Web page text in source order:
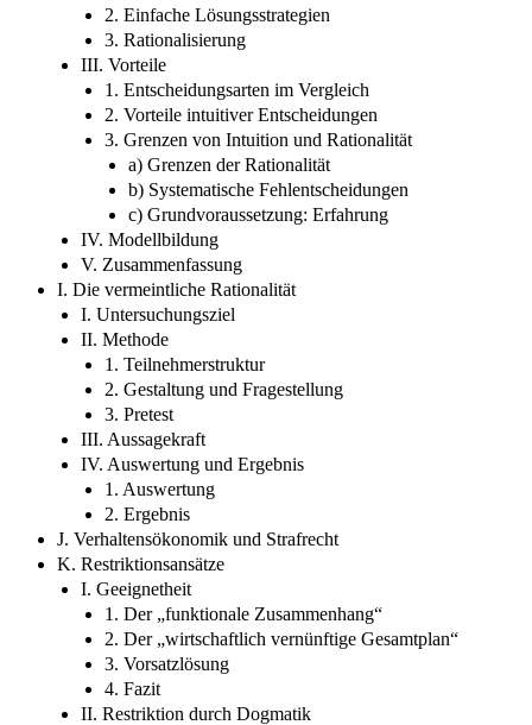
2. Einfache Lösungsstrategien
3. Rationalisierung
III. Vorteile
1. Entscheidungsarten im Vergleich
2. Vorteile intuitiver Entscheidungen
3. Grenzen von Intuition und Rationalität
a) Grenzen der Rationalität
b) Systematische Fehlentscheidungen
c) Grundvoraussetzung: Erfahrung
IV. Modellbildung
V. Zusammenfassung
I. Die vermeintliche Rationalität
I. Untersuchungsziel
II. Methode
1. Teilnehmerstruktur
2. Gestaltung und Fragestellung
3. Pretest
III. Aussagekraft
IV. Auswertung und Ergebnis
1. Auswertung
2. Ergebnis
J. Verhaltensökonomik und Strafrecht
K. Restriktionsansätze
I. Geeignetheit
1. Der „funktionale Zusammenhang“
2. Der „wirtschaftlich vernünftige Gesamtplan“
3. Vorsatzlösung
4. Fazit
II. Restriktion durch Dogmatik